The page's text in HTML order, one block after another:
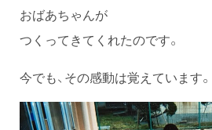
おばあちゃんが
つくってきてくれたのです。
今でも、その感動は覚えています。